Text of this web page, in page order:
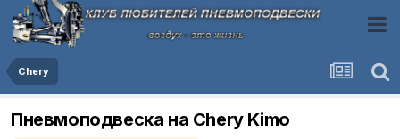
Chery
Пневмоподвеска на Chery Kimo